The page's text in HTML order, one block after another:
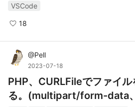
VSCode
18
@Pell
2023-07-18
PHP、CURLFileでファイ
る。(multipart/form-data